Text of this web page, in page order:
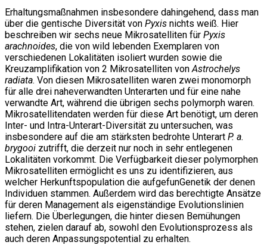
Erhaltungsmaßnahmen insbesondere dahingehend, dass man
über die gentische Diversität von Pyxis nichts weiß. Hier
beschreiben wir sechs neue Mikrosatelliten für Pyxis
arachnoides, die von wild lebenden Exemplaren von
verschiedenen Lokalitäten isoliert wurden sowie die
Kreuzamplifikation von 2 Mikrosatelliten vonAstrochelys
radiata. Von diesen Mikrosatelliten waren zwei monomorph
für alle drei naheverwandten Unterarten und für eine nahe
verwandte Art, während die übrigen sechs polymorph waren.
Mikrosatellitendaten werden für diese Art benötigt, um deren
Inter- und Intra-Unterart-Diversität zu untersuchen, was
insbesondere auf die am stärksten bedrohte Unterart P. a.
brygooi zutrifft, die derzeit nur noch in sehr entlegenen
Lokalitäten vorkommt. Die Verfügbarkeit dieser polymorphen
Mikrosatelliten ermöglicht es uns zu identifizieren, aus
welcher Herkunftspopulation die aufgefunGenetik der denen
Individuen stammen. Außerdem wird das berechtigte Ansätze
für deren Management als eigenständige Evolutionslinien
liefern. Die Überlegungen, die hinter diesen Bemühungen
stehen, zielen darauf ab, sowohl den Evolutionsprozess als
auch deren Anpassungspotential zu erhalten.